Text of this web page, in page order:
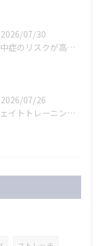
2026/07/30
熱中症のリスクが高まっている危険な暑さ。
2026/07/26
ウェイトトレーニングも